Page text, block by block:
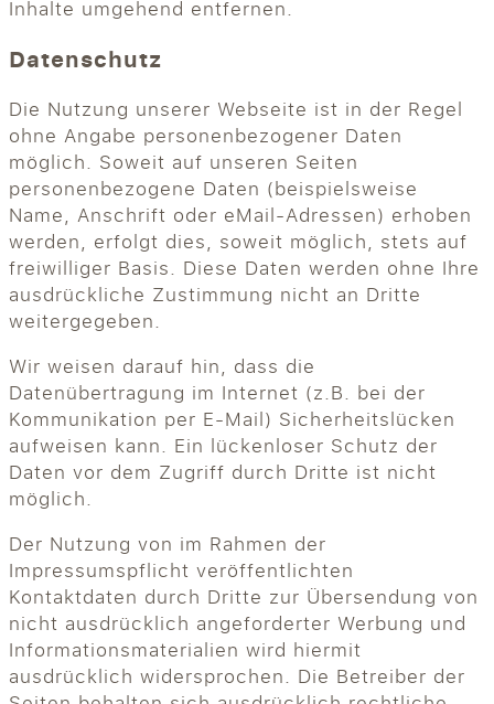
Inhalte umgehend entfernen.
Datenschutz
Die Nutzung unserer Webseite ist in der Regel
ohne Angabe personenbezogener Daten
möglich. Soweit auf unseren Seiten
personenbezogene Daten (beispielsweise
Name, Anschrift oder eMail-Adressen) erhoben
werden, erfolgt dies, soweit möglich, stets auf
freiwilliger Basis. Diese Daten werden ohne Ihre
ausdrückliche Zustimmung nicht an Dritte
weitergegeben.
Wir weisen darauf hin, dass die
Datenübertragung im Internet (z.B. bei der
Kommunikation per E-Mail) Sicherheitslücken
aufweisen kann. Ein lückenloser Schutz der
Daten vor dem Zugriff durch Dritte ist nicht
möglich.
Der Nutzung von im Rahmen der
Impressumspflicht veröffentlichten
Kontaktdaten durch Dritte zur Übersendung von
nicht ausdrücklich angeforderter Werbung und
Informationsmaterialien wird hiermit
ausdrücklich widersprochen. Die Betreiber der